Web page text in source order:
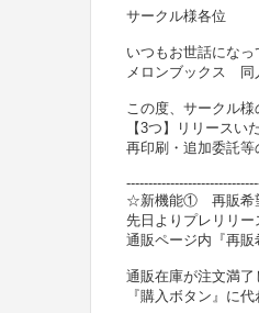
サークル様各位
いつもお世話になっ
メロンブックス 同
この度、サークル
【3つ】リリースい
再印刷・追加委託等
☆新機能① 再販希
先日よりプレリリー
通販ページ内『再販
通販在庫が注文満
『購入ボタン』に